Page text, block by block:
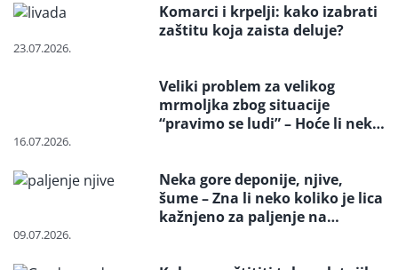
Komarci i krpelji: kako izabrati
zaštitu koja zaista deluje?
23.07.2026.
Veliki problem za velikog
mrmoljka zbog situacije
“pravimo se ludi” – Hoće li neko
16.07.2026.
Neka gore deponije, njive,
šume – Zna li neko koliko je lica
kažnjeno za paljenje na
09.07.2026.